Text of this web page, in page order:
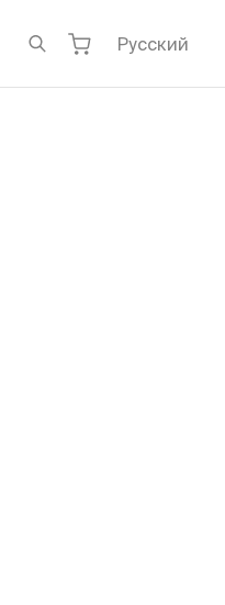
Русский